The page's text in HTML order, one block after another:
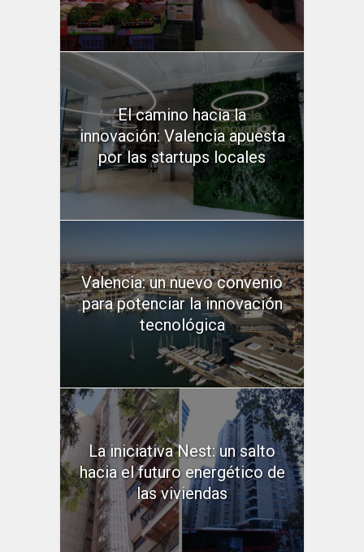
El camino hacia la
innovación: Valencia apuesta
por las startups locales
Valencia: un nuevo convenio
para potenciar la innovación
tecnológica
La iniciativa Nest: un salto
hacia el futuro energético de
las viviendas